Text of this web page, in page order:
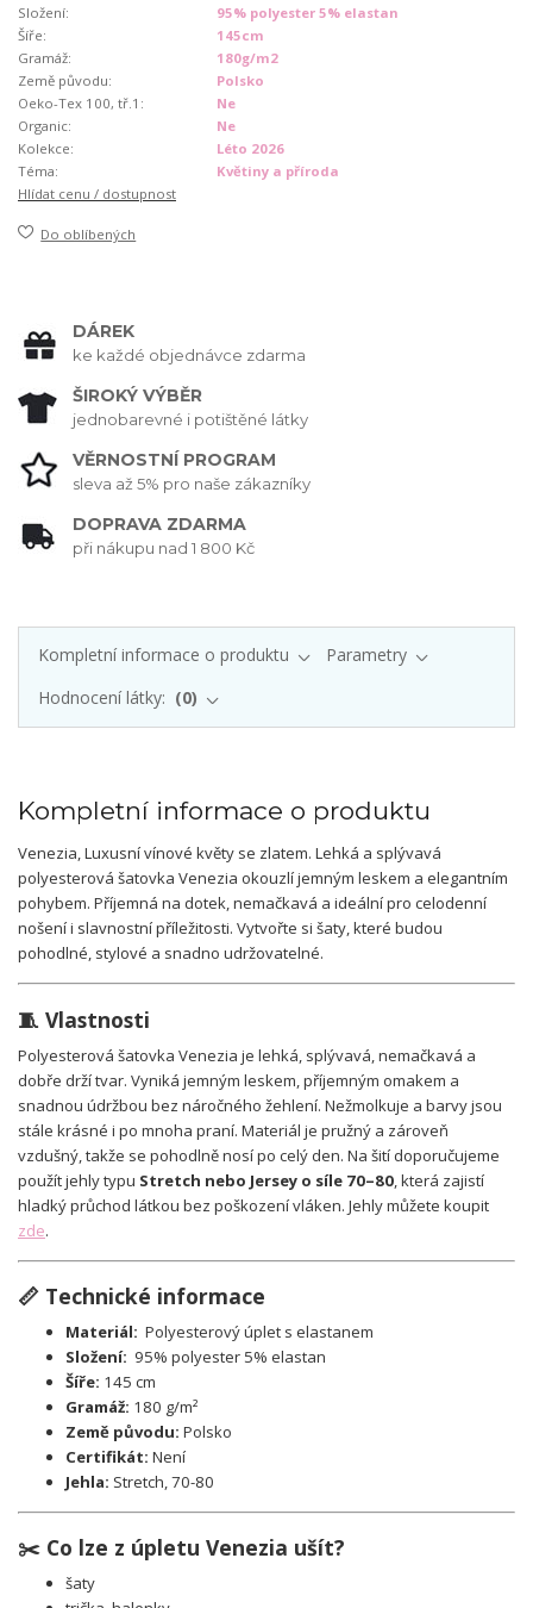
Složení:
95% polyester 5% elastan
Šíře:
145cm
Gramáž:
180g/m2
Země původu:
Polsko
Oeko-Tex 100, tř.1:
Ne
Organic:
Ne
Kolekce:
Léto 2026
Téma:
Květiny a příroda
Hlídat cenu / dostupnost
Do oblíbených
DÁREK
ke každé objednávce zdarma
ŠIROKÝ VÝBĚR
jednobarevné i potištěné látky
VĚRNOSTNÍ PROGRAM
sleva až 5% pro naše zákazníky
DOPRAVA ZDARMA
při nákupu nad 1 800 Kč
Kompletní informace o produktu
Parametry
Hodnocení látky:
0
Kompletní informace o produktu
Venezia, Luxusní vínové květy se zlatem. Lehká a splývavá
polyesterová šatovka Venezia okouzlí jemným leskem a elegantním
pohybem. Příjemná na dotek, nemačkavá a ideální pro celodenní
nošení i slavnostní příležitosti. Vytvořte si šaty, které budou
pohodlné, stylové a snadno udržovatelné.
🧵 Vlastnosti
Polyesterová šatovka Venezia je lehká, splývavá, nemačkavá a
dobře drží tvar. Vyniká jemným leskem, příjemným omakem a
snadnou údržbou bez náročného žehlení. Nežmolkuje a barvy jsou
stále krásné i po mnoha praní. Materiál je pružný a zároveň
vzdušný, takže se pohodlně nosí po celý den. Na šití doporučujeme
použít jehly typu Stretch nebo Jersey o síle 70–80, která zajistí
hladký průchod látkou bez poškození vláken. Jehly můžete koupit
zde.
📏 Technické informace
Materiál: Polyesterový úplet s elastanem
Složení: 95% polyester 5% elastan
Šíře: 145 cm
Gramáž: 180 g/m²
Země původu: Polsko
Certifikát: Není
Jehla: Stretch, 70-80
✂️ Co lze z úpletu Venezia ušít?
šaty